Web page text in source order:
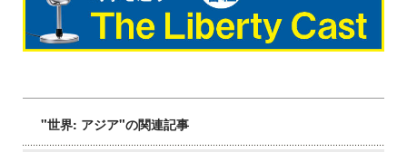
"世界: アジア"の関連記事